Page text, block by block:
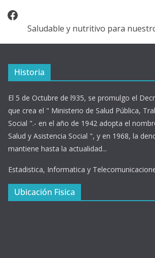
Facebook
Saludable y nutritivo para
Historia
El 5 de Octubre de l935, se promulgo el
que crea el " Ministerio de Salud Pública,
Social ".- en el año de 1942 adopta el
Salud y Asistencia Social ", y en 1968, la
mantiene hasta la actualidad...
Estadistica, Informatica y
Ubicación Fisica